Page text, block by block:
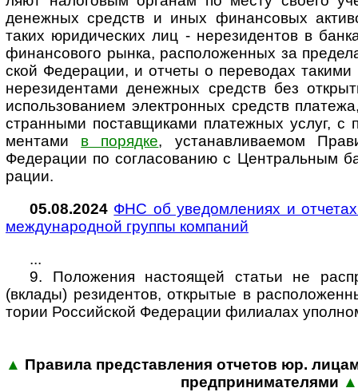
денеж­ных средств и иных финан­со­вых
таких юри­ди­чес­ких лиц - нере­зи­ден­тов в
финан­со­вого рынка, рас­по­ло­жен­ных за
ской Феде­ра­ции, и отчеты о пере­во­дах
нере­зи­ден­тами денеж­ных средств без
исполь­зо­ва­нием эле­кт­рон­ных средств
ст­ран­ными постав­щи­ками пла­теж­ных услуг,
мен­тами в поря­дке, уста­нав­ли­вае­мом
Феде­ра­ции по согла­со­ва­нию с Цент­раль­ным
рации.
05.08.2024 ФНС об уведомлениях и
меж­ду­на­род­ной группы ком­па­ний
...
9. Положения настоящей статьи не
(вкла­ды) рези­ден­тов, откры­тые в
то­рии Рос­сий­ской Феде­ра­ции фили­а­лах
▲ Правила представления отчетов юр.
пред­при­ни­ма­те­лями ▲